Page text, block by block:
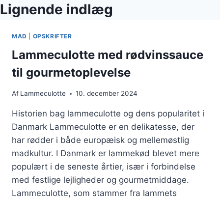
Lignende indlæg
MAD OPSKRIFTER
Lammeculotte med rødvinssauce
til gourmetoplevelse
Af Lammeculotte 10. december 2024
Historien bag lammeculotte og dens popularitet i
Danmark Lammeculotte er en delikatesse, der
har rødder i både europæisk og mellemøstlig
madkultur. I Danmark er lammekød blevet mere
populært i de seneste årtier, især i forbindelse
med festlige lejligheder og gourmetmiddage.
Lammeculotte, som stammer fra lammets